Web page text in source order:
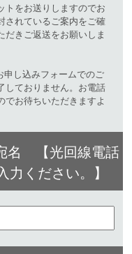
トをお送りしますのでお
されているご案内をご確
だきご返送をお願いしま
申し込みフォームでのご
しておりません。お電話
でお待ちいただきますよ
名 【光回線電話
力ください。】​